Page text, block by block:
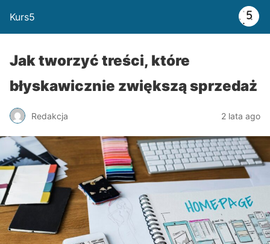
Kurs5
Jak tworzyć treści, które
błyskawicznie zwiększą sprzedaż
Redakcja 2 lata ago